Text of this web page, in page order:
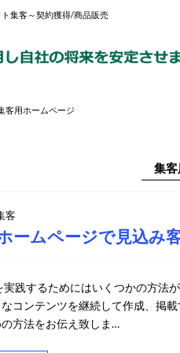
集客～契約獲得/商品販売
客用ホームページ
集
客
ームページで見込み
実践するためにはいくつかの方法
なコンテンツを継続して作成、掲
方法をお伝え致しま…